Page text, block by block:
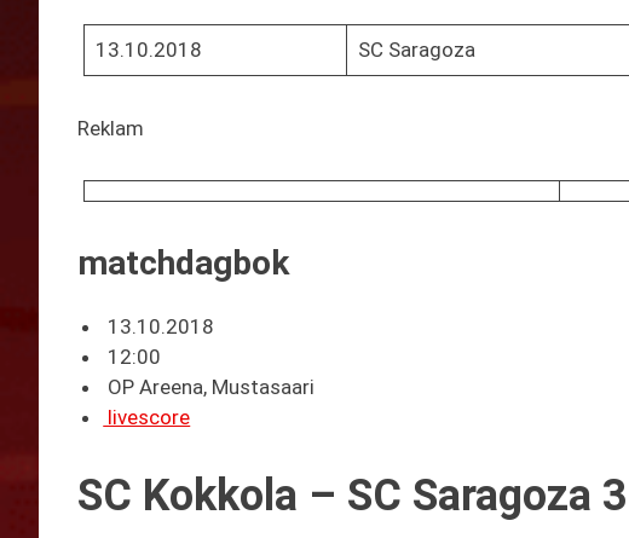
13.10.2018 SC Saragoza
Reklam
matchdagbok
13.10.2018
12:00
OP Areena, Mustasaari
livescore
SC Kokkola – SC Saragoza